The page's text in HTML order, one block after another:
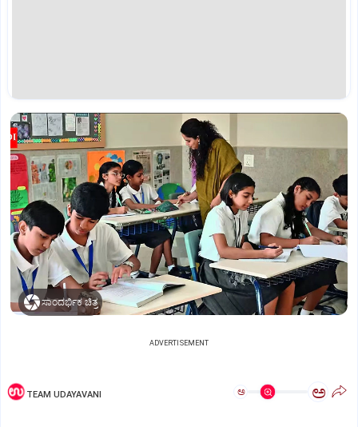
ಸಾಂದರ್ಭಿಕ ಚಿತ್ರ
ADVERTISEMENT
TEAM UDAYAVANI ಅ ಅ